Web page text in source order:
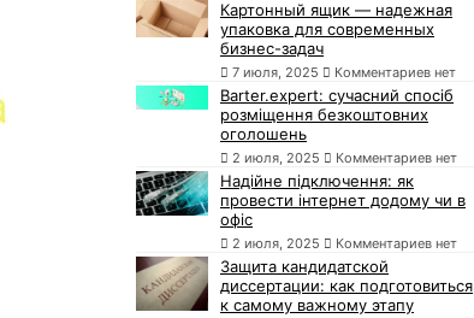
Картонный ящик — надежная
упаковка для современных
бизнес-задач
7 июля, 2025 Комментариев нет
Barter.expert: сучасний спосіб
розміщення безкоштовних
оголошень
2 июля, 2025 Комментариев нет
Надійне підключення: як
провести інтернет додому чи в
офіс
2 июля, 2025 Комментариев нет
Защита кандидатской
диссертации: как подготовиться
к самому важному этапу